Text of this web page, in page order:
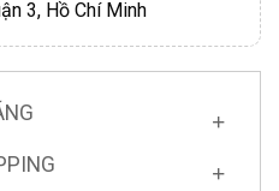
3, Hồ Chí Minh